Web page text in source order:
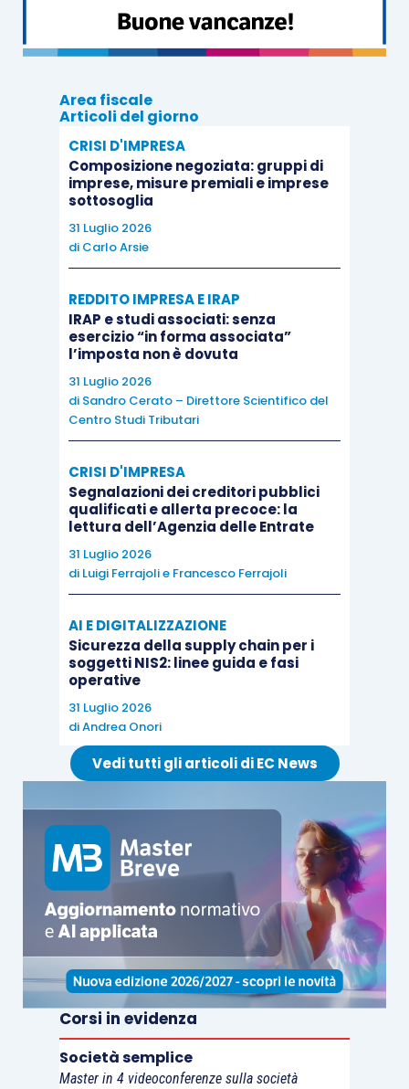
familiare ha diritto, oltre al mantenimento
il coadiuvante), anche apartecipare agli utili
prodotti dall’impresa familiare stessa.
diritti, peraltro, si estendono anche agli
incrementi dell’azienda in proporzione al lavoro
prestato, e riguardano anche (in parte) la
gestione di questa: i
collaboratori
esserecoinvolti
circa l’impiego degli utili e degli incrementi,
straordinaria, agli indirizzi produttivi e alla
cessazione dell’impresa.
Tale qualifica comporta, oltre alle citate
prerogative giuridiche, anche un
fiscale, posto che i collaboratori sono tenuti a
tassare i redditi imputati
competenza.
Le uniche qualifiche
permettono di definire il contribuente come
soggettoconduttoree, in quanto tale, esonerato
dal prelievo, sono (oltre ovviamente a quella di
imprenditore agricolo) quella disocio
società che coltiva, ovvero di
del coltivatore diretto.
Area fiscale
Articoli del giorno
CRISI D'IMPRESA
Composizione negoziata: gruppi di
imprese, misure premiali e imprese
sottosoglia
31 Luglio 2026
di Carlo Arsie
REDDITO IMPRESA E IRAP
IRAP e studi associati: senza
esercizio “in forma associata”
l’imposta non è dovuta
31 Luglio 2026
di Sandro Cerato – Direttore Scientifico del
Centro Studi Tributari
CRISI D'IMPRESA
Segnalazioni dei creditori pubblici
qualificati e allerta precoce: la
lettura dell’Agenzia delle Entrate
31 Luglio 2026
di Luigi Ferrajolie Francesco Ferrajoli
AI E DIGITALIZZAZIONE
Sicurezza della supply chain per i
soggetti NIS2: linee guida e fasi
operative
31 Luglio 2026
diAndrea Onori
Vedi tutti gli articoli di EC News
Corsi in evidenza
Società semplice
Master in 4 videoconferenze sulla società